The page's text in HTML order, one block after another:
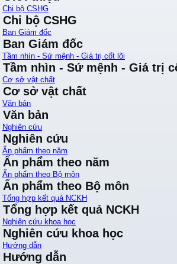
Chi bộ CSHG
Chi bộ CSHG
Ban Giám đốc
Ban Giám đốc
Tầm nhìn - Sứ mệnh - Giá trị cốt lõi
Tầm nhìn - Sứ mệnh - Giá trị
Cơ sở vật chất
Cơ sở vật chất
Văn bản
Văn bản
Nghiên cứu
Nghiên cứu
Ấn phẩm theo năm
Ấn phẩm theo năm
Ấn phẩm theo Bộ môn
Ấn phẩm theo Bộ môn
Tổng hợp kết quả NCKH
Tổng hợp kết quả NCKH
Nghiên cứu khoa học
Nghiên cứu khoa học
Hướng dẫn
Hướng dẫn